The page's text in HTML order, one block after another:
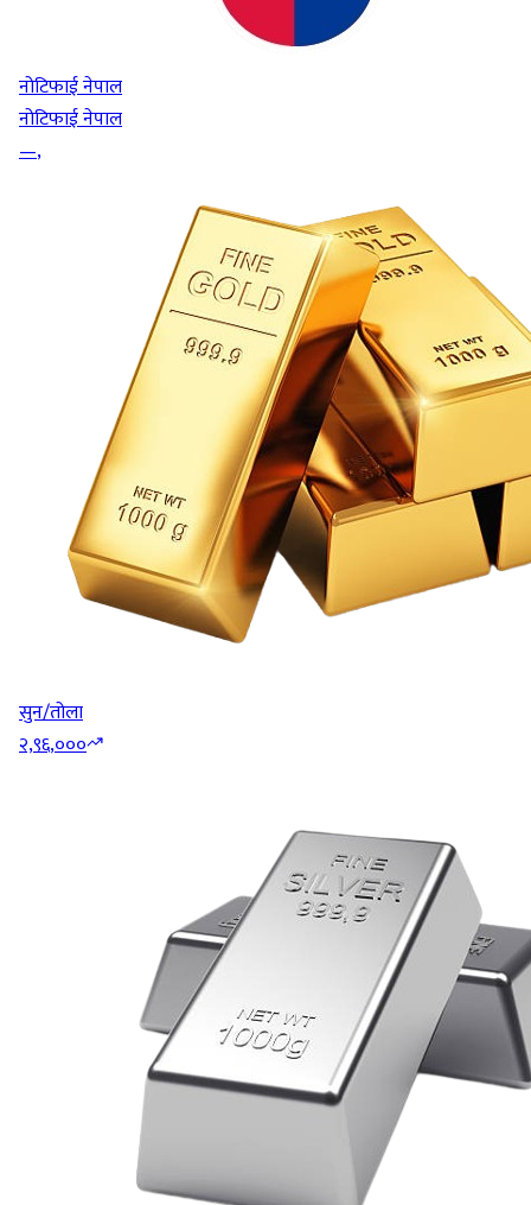
नोटिफाई नेपाल
नोटिफाई नेपाल
—,
सुन/तोला
२,९६,०००